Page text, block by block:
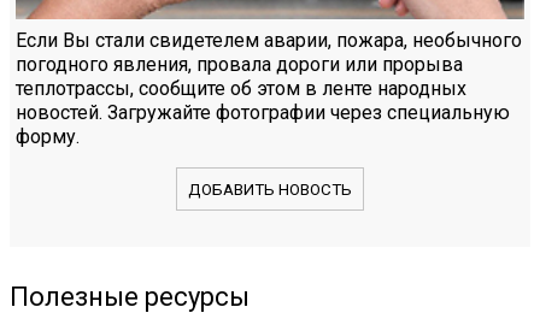
Если Вы стали свидетелем аварии, пожара, необычного
погодного явления, провала дороги или прорыва
теплотрассы, сообщите об этом в ленте народных
новостей. Загружайте фотографии через специальную
форму.
ДОБАВИТЬ НОВОСТЬ
Полезные ресурсы